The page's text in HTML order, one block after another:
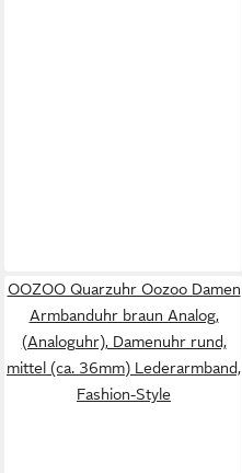
OOZOO Quarzuhr Oozoo Damen
Armbanduhr braun Analog,
(Analoguhr), Damenuhr rund,
mittel (ca. 36mm) Lederarmband,
Fashion-Style